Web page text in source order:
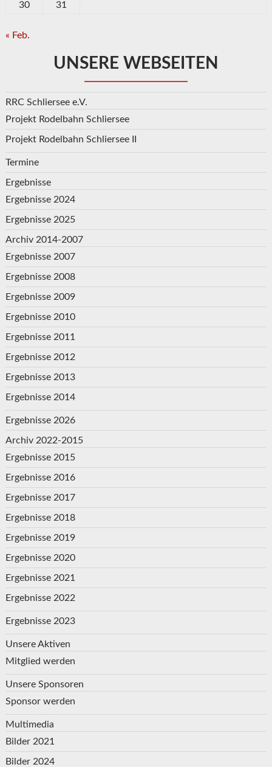
30 31
« Feb.
UNSERE WEBSEITEN
RRC Schliersee e.V.
Projekt Rodelbahn Schliersee
Projekt Rodelbahn Schliersee II
Termine
Ergebnisse
Ergebnisse 2024
Ergebnisse 2025
Archiv 2014-2007
Ergebnisse 2007
Ergebnisse 2008
Ergebnisse 2009
Ergebnisse 2010
Ergebnisse 2011
Ergebnisse 2012
Ergebnisse 2013
Ergebnisse 2014
Ergebnisse 2026
Archiv 2022-2015
Ergebnisse 2015
Ergebnisse 2016
Ergebnisse 2017
Ergebnisse 2018
Ergebnisse 2019
Ergebnisse 2020
Ergebnisse 2021
Ergebnisse 2022
Ergebnisse 2023
Unsere Aktiven
Mitglied werden
Unsere Sponsoren
Sponsor werden
Multimedia
Bilder 2021
Bilder 2024